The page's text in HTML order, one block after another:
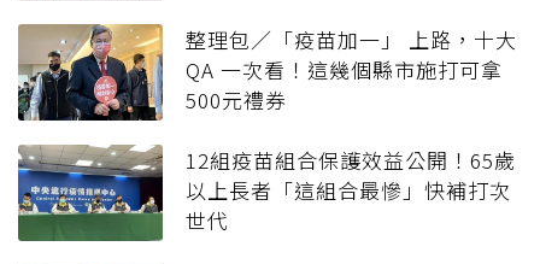
整理包／「疫苗加一」 上路，十大
QA 一次看！這幾個縣市施打可拿
500元禮券
12組疫苗組合保護效益公開！65歲
以上長者「這組合最慘」快補打次
世代